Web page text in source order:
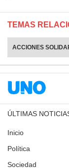
TEMAS
ACCIONES
ÚLTIMAS
Inicio
Política
Sociedad